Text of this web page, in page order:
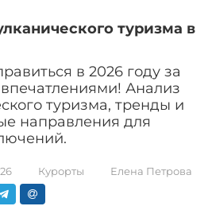
туризма в
в 2026 году за
Анализ
туризма, тренды и
направления для
Курорты Елена Петрова